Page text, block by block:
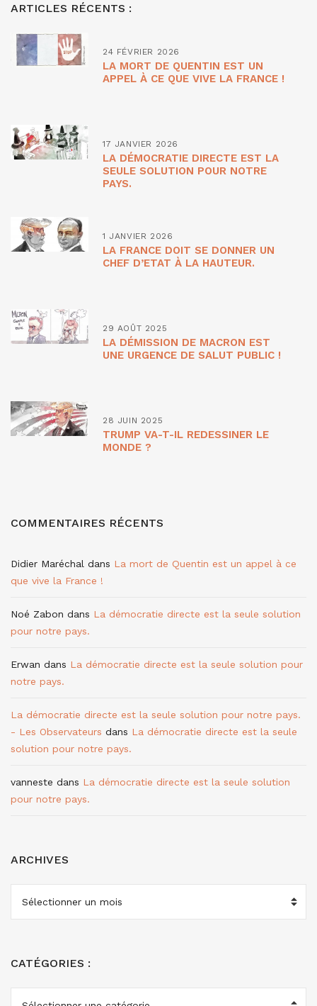
ARTICLES RÉCENTS :
24 FÉVRIER 2026
LA MORT DE QUENTIN EST UN
APPEL À CE QUE VIVE LA FRANCE !
17 JANVIER 2026
LA DÉMOCRATIE DIRECTE EST LA
SEULE SOLUTION POUR NOTRE
PAYS.
1 JANVIER 2026
LA FRANCE DOIT SE DONNER UN
CHEF D’ETAT À LA HAUTEUR.
29 AOÛT 2025
LA DÉMISSION DE MACRON EST
UNE URGENCE DE SALUT PUBLIC !
28 JUIN 2025
TRUMP VA-T-IL REDESSINER LE
MONDE ?
COMMENTAIRES RÉCENTS
Didier Maréchal dans La mort de Quentin est un appel à ce
que vive la France !
Noé Zabon dans La démocratie directe est la seule solution
pour notre pays.
Erwan dans La démocratie directe est la seule solution pour
notre pays.
La démocratie directe est la seule solution pour notre pays.
- Les Observateurs dans La démocratie directe est la seule
solution pour notre pays.
vanneste dans La démocratie directe est la seule solution
pour notre pays.
ARCHIVES
ARCHIVES
CATÉGORIES :
CATÉGORIES